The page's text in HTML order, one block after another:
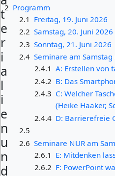
2 Programm
2.1 Freitag, 19. Juni 2026
2.2 Samstag, 20. Juni 2026
2.3 Sonntag, 21. Juni 2026
2.4 Seminare am Samstag
2.4.1 A: Erstellen von
2.4.2 B: Das
2.4.3 C: Welcher
(Heike Haaker,
2.4.4 D: Barrierefreie
2.5
2.6 Seminare NUR am
2.6.1 E: Mitdenken
2.6.2 F: PowerPoint
t
e
r
i
a
l
i
e
n
u
n
d